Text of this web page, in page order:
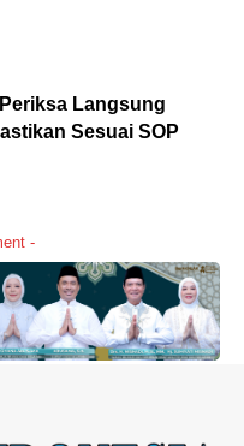
Langsung
Sesuai SOP
-